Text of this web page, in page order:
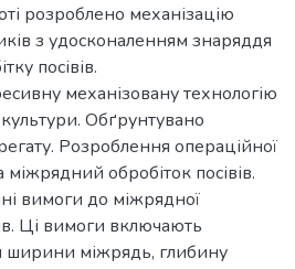
розроблено механізацію
з удосконаленням знаряддя
посівів.
механізовану технологію
Обґрунтувано
Розроблення операційної
міжрядний обробіток посівів.
вимоги до міжрядної
Ці вимоги включають
ширини міжрядь, глибину